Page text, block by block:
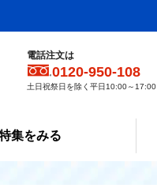
電話注文は
0120-950-108
土日祝祭日を除く平日10:00～17:00
集をみる